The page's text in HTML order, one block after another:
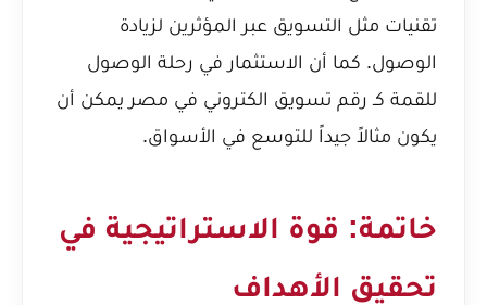
تقنيات مثل التسويق عبر المؤثرين لزيادة
الوصول. كما أن الاستثمار في رحلة الوصول
للقمة كـ رقم تسويق الكتروني في مصر يمكن أن
يكون مثالاً جيداً للتوسع في الأسواق.
خاتمة: قوة الاستراتيجية في
تحقيق الأهداف